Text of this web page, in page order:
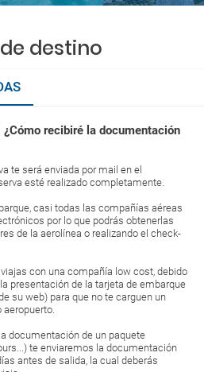
destino
¿Cómo recibiré la documentación
te será enviada por mail en el
esté realizado completamente.
casi todas las compañías aéreas
por lo que podrás obtenerlas
de la aerolínea o realizando el check-
con una compañía low cost, debido
presentación de la tarjeta de embarque
su web) para que no te carguen un
documentación de un paquete
te enviaremos la documentación
antes de salida, la cual deberás